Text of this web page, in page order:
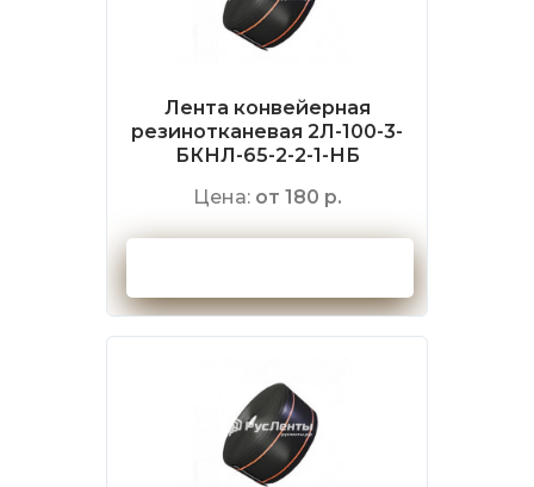
Лента конвейерная
резинотканевая 2Л-100-3-
БКНЛ-65-2-2-1-НБ
Цена: от 180 р.